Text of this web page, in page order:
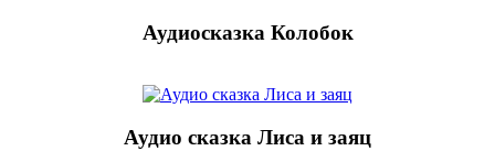
Аудиосказка Колобок
Аудио сказка Лиса и заяц